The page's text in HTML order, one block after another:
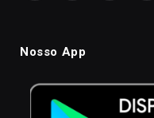
Nosso App